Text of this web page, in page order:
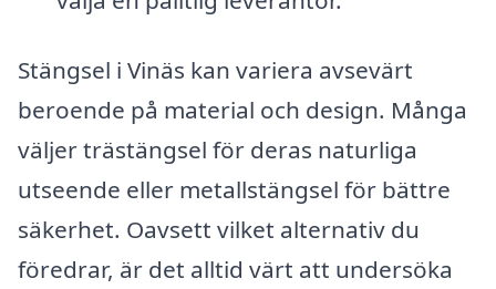
Stängsel i Vinäs kan variera avsevärt
beroende på material och design. Många
väljer trästängsel för deras naturliga
utseende eller metallstängsel för bättre
säkerhet. Oavsett vilket alternativ du
föredrar, är det alltid värt att undersöka